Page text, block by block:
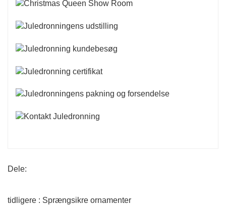
Dele:
tidligere : Sprængsikre ornamenter